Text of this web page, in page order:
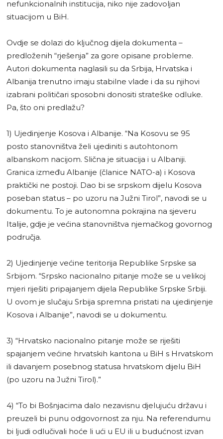
nefunkcionalnih institucija, niko nije zadovoljan
situacijom u BiH.
Ovdje se dolazi do ključnog dijela dokumenta –
predloženih “rješenja” za gore opisane probleme.
Autori dokumenta naglasili su da Srbija, Hrvatska i
Albanija trenutno imaju stabilne vlade i da su njihovi
izabrani političari sposobni donositi strateške odluke.
Pa, što oni predlažu?
1) Ujedinjenje Kosova i Albanije. “Na Kosovu se 95
posto stanovništva želi ujediniti s autohtonom
albanskom nacijom. Slična je situacija i u Albaniji.
Granica između Albanije (članice NATO-a) i Kosova
praktički ne postoji. Dao bi se srpskom dijelu Kosova
poseban status – po uzoru na Južni Tirol”, navodi se u
dokumentu. To je autonomna pokrajina na sjeveru
Italije, gdje je većina stanovništva njemačkog govornog
područja.
2) Ujedinjenje većine teritorija Republike Srpske sa
Srbijom. “Srpsko nacionalno pitanje može se u velikoj
mjeri riješiti pripajanjem dijela Republike Srpske Srbiji.
U ovom je slučaju Srbija spremna pristati na ujedinjenje
Kosova i Albanije”, navodi se u dokumentu.
3) “Hrvatsko nacionalno pitanje može se riješiti
spajanjem većine hrvatskih kantona u BiH s Hrvatskom
ili davanjem posebnog statusa hrvatskom dijelu BiH
(po uzoru na Južni Tirol).”
4) “To bi Bošnjacima dalo nezavisnu djelujuću državu i
preuzeli bi punu odgovornost za nju. Na referendumu
bi ljudi odlučivali hoće li ući u EU ili u budućnost izvan